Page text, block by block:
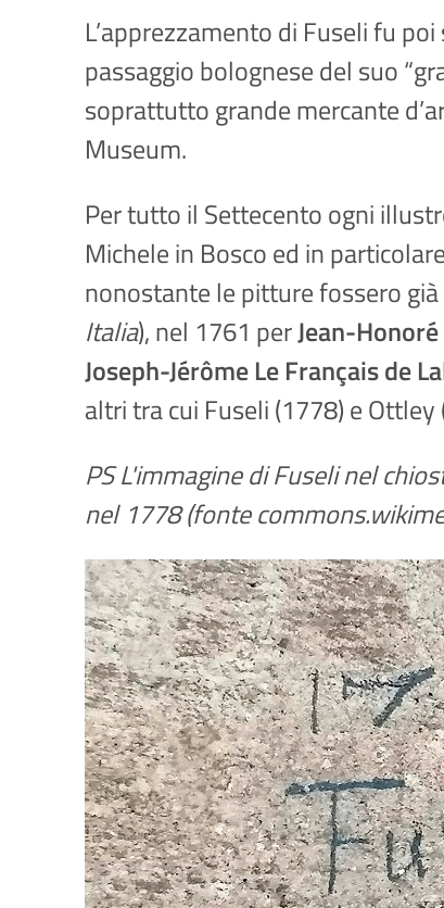
L’apprezzamento di Fuseli fu
passaggio bolognese del suo
soprattutto grande mercante
Museum.
Per tutto il Settecento ogni
Michele in Bosco ed in
nonostante le pitture fossero
Italia), nel 1761 perJean-
Joseph-Jérôme Le Français de
altri tra cui Fuseli (1778) e Ottley
PS L'immagine di Fuseli nel
nel 1778 (fonte